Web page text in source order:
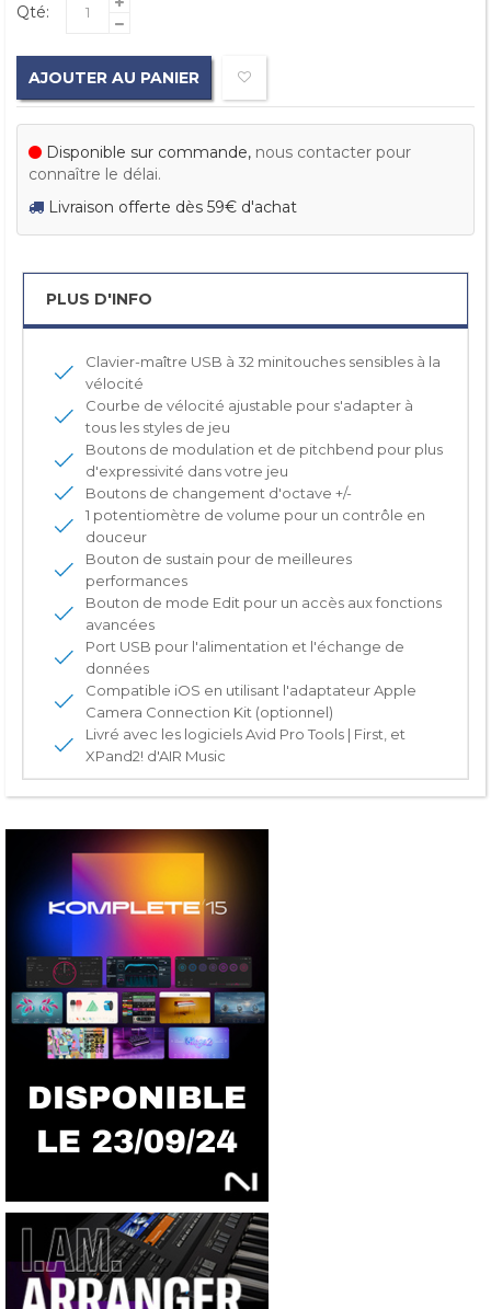
Qté:
AJOUTER AU PANIER
Disponible sur commande, nous contacter pour
connaître le délai.
Livraison offerte dès 59€ d'achat
PLUS D'INFO
Clavier-maître USB à 32 minitouches sensibles à la
vélocité
Courbe de vélocité ajustable pour s'adapter à
tous les styles de jeu
Boutons de modulation et de pitchbend pour plus
d'expressivité dans votre jeu
Boutons de changement d'octave +/-
1 potentiomètre de volume pour un contrôle en
douceur
Bouton de sustain pour de meilleures
performances
Bouton de mode Edit pour un accès aux fonctions
avancées
Port USB pour l'alimentation et l'échange de
données
Compatible iOS en utilisant l'adaptateur Apple
Camera Connection Kit (optionnel)
Livré avec les logiciels Avid Pro Tools | First, et
XPand2! d'AIR Music